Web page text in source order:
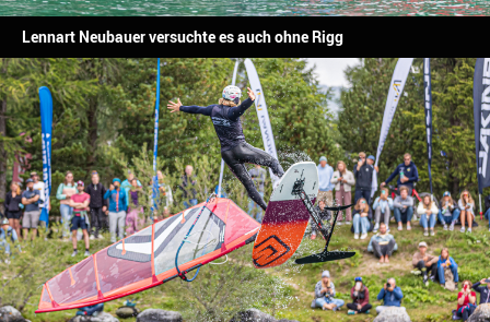
Lennart Neubauer versuchte es auch ohne Rigg